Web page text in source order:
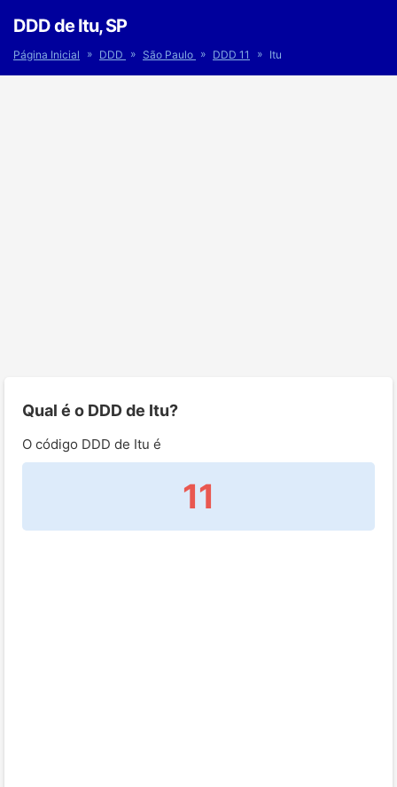
DDD de Itu, SP
Página Inicial » DDD » São Paulo » DDD 11 » Itu
Qual é o DDD de Itu?
O código DDD de Itu é
11